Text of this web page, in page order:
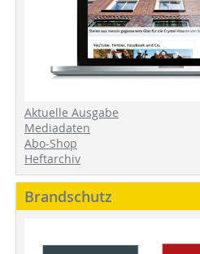
Aktuelle Ausgabe
Mediadaten
Abo-Shop
Heftarchiv
Brandschutz